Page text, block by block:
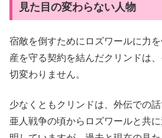
見た目の変わらない人物
宿敵を倒すためにロズワールに力
産を守る契約を結んだクリンドは
切変わりません。
少なくともクリンドは、外伝での
亜人戦争の頃からロズワールと共